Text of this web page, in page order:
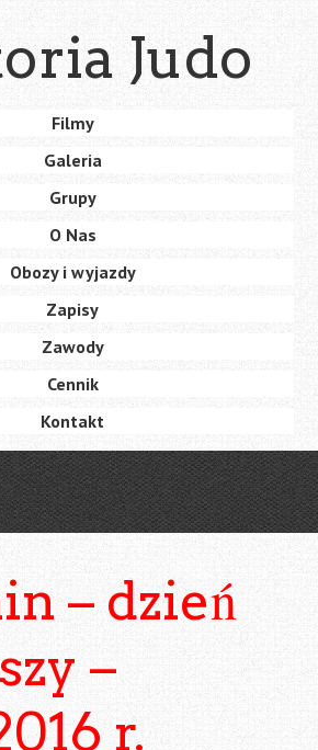
Judo
Filmy
Galeria
Grupy
O Nas
Obozy i wyjazdy
Zapisy
Zawody
Cennik
Kontakt
– dzień
–
r.